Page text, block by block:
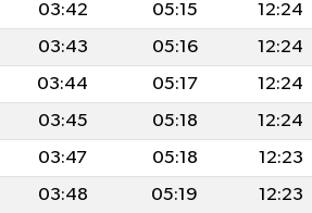
03:42 05:15 12:24
03:43 05:16 12:24
03:44 05:17 12:24
03:45 05:18 12:24
03:47 05:18 12:23
03:48 05:19 12:23